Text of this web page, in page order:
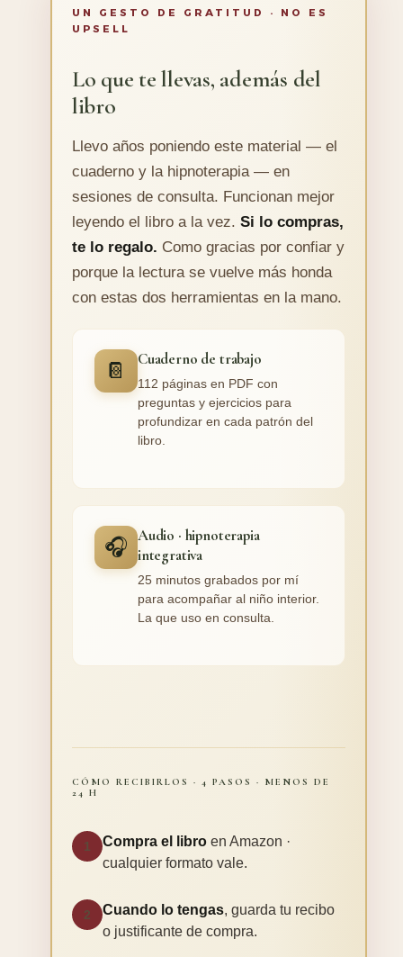
UN GESTO DE GRATITUD · NO ES
UPSELL
Lo que te llevas, además del
libro
Llevo años poniendo este material — el
cuaderno y la hipnoterapia — en
sesiones de consulta. Funcionan mejor
leyendo el libro a la vez. Si lo compras,
te lo regalo. Como gracias por confiar y
porque la lectura se vuelve más honda
con estas dos herramientas en la mano.
📔 Cuaderno de trabajo
112 páginas en PDF con
preguntas y ejercicios para
profundizar en cada patrón del
libro.
🎧 Audio · hipnoterapia
integrativa
25 minutos grabados por mí
para acompañar al niño interior.
La que uso en consulta.
CÓMO RECIBIRLOS · 4 PASOS · MENOS DE
24 H
1 Compra el libro en Amazon ·
cualquier formato vale.
2 Cuando lo tengas, guarda tu recibo
o justificante de compra.